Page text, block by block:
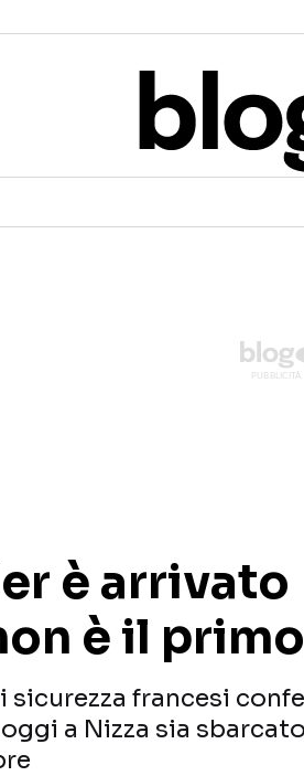
è arrivato
è il
francesi
a Nizza sia